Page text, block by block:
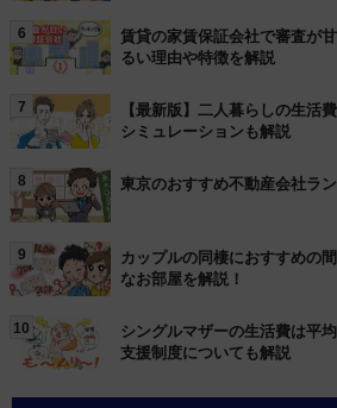
6
賃貸の家賃保証会社で審査が
るい理由や特徴を解説
7
【最新版】二人暮らしの生活
シミュレーションも解説
8 東京のおすすめ不動産会社ラ
9
カップルの同棲におすすめの
なお部屋を解説！
10
シングルマザーの生活費は平
支援制度についても解説